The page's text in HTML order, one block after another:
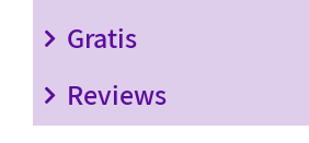
Gratis
Reviews